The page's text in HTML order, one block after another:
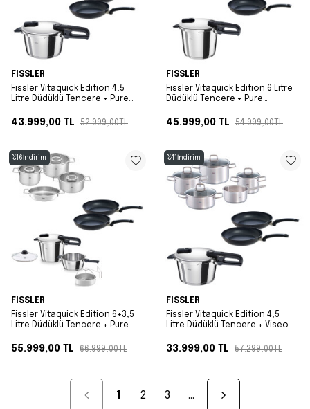
FISSLER
Fissler Vitaquick Edition 4,5
Litre Düdüklü Tencere + Pure
Seti
43.999,00 TL 52.999,00TL
FISSLER
Fissler Vitaquick Edition 6 Litre
Düdüklü Tencere + Pure
Seti
45.999,00 TL 54.999,00TL
%16 İndirim
FISSLER
Fissler Vitaquick Edition 6+3,5
Litre Düdüklü Tencere + Pure
Seti
55.999,00 TL 66.999,00TL
%41 İndirim
FISSLER
Fissler Vitaquick Edition 4,5
Litre Düdüklü Tencere + Viseo
33.999,00 TL 57.299,00TL
1 2 3 …